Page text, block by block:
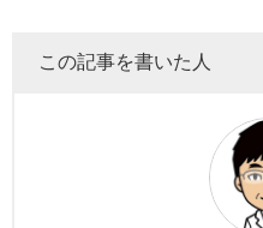
この記事を書いた人